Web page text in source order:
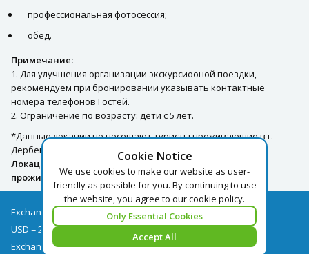
профессиональная фотосессия;
обед.
Примечание:
1. Для улучшения организации экскурсиооной поездки,
рекомендуем при бронировании указывать контактные
номера телефонов Гостей.
2. Ограничение по возрасту: дети с 5 лет.
*Данные локации не посещают туристы проживающие в г.
Дербент.
Локации временно не доступны для туристов
проживающих во всех регионах.
Cookie Notice
We use cookies to make our website as user-
friendly as possible for you. By continuing to use
the website, you agree to our cookie policy.
Only Essential Cookies
Accept All
Exchange rates as of 10/08
USD = 2.67
EUR = 3.08
Exchange rate archive